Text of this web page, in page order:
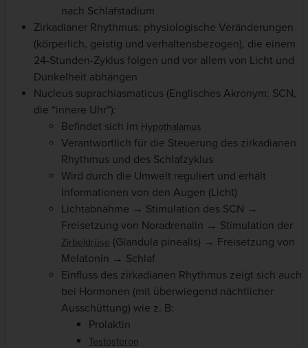
nach Schlafstadium
Zirkadianer Rhythmus: physiologische Veränderungen
(körperlich, geistig und verhaltensbezogen), die einem
24-Stunden-Zyklus folgen und vor allem von Licht und
Dunkelheit abhängen
Nucleus suprachiasmaticus (Englisches Akronym: SCN,
die “innere Uhr”):
Befindet sich im Hypothalamus
Verantwortlich für die Steuerung des zirkadianen
Rhythmus und des Schlafzyklus
Wird durch die Umwelt reguliert und erhält
Informationen von den Augen (Licht)
Lichtabnahme → Stimulation des SCN →
Freisetzung von Noradrenalin → Stimulation der
Zirbeldrüse (Glandula pinealis) → Freisetzung von
Melatonin → Schlaf
Einfluss des zirkadianen Rhythmus zeigt sich auch
bei Hormonen (mit überwiegend nächtlicher
Ausschüttung) wie z. B:
Prolaktin
Testosteron